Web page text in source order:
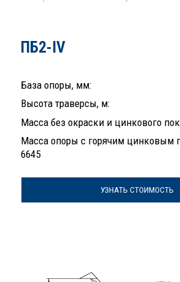
ПБ2-IV
База опоры, мм:
Высота траверсы, м:
Масса без окраски и цинкового
Масса опоры с горячим цинковым
6645
УЗНАТЬ СТОИМОСТЬ